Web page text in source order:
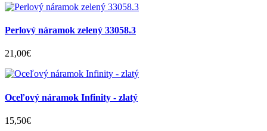
Perlový náramok zelený 33058.3
21,00€
Oceľový náramok Infinity - zlatý
15,50€